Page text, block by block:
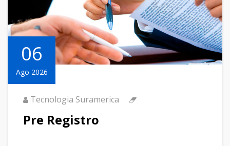
06
Ago 2026
Tecnologia Suramerica
Pre Registro